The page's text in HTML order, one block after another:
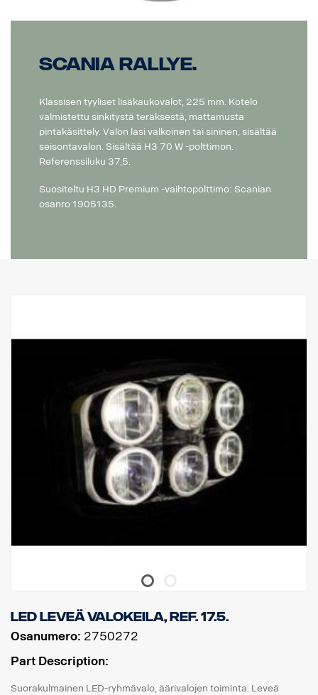
Scania Rallye.
Klassisen tyyliset lisäkaukovalot, 225 mm. Kotelo
valmistettu sinkitystä teräksestä, mattamusta
pintakäsittely. Valon lasi valkoinen tai sininen, sisältää
seisontavalon. Sisältää H3 70 W -polttimon.
Referenssiluku 37,5.
Suositeltu H3 HD Premium -vaihtopolttimo: Scanian
osanro 1905135.
LED Leveä valokeila, Ref. 17.5.
Osanumero: 2750272
Part Description:
Suorakulmainen LED-ryhmävalo, äärivalojen toiminta. Leveä